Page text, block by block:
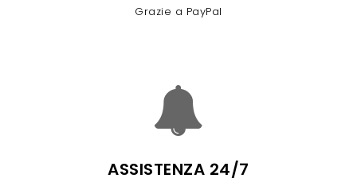
Grazie a PayPal
ASSISTENZA 24/7